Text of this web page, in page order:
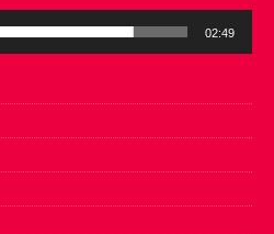
02:49